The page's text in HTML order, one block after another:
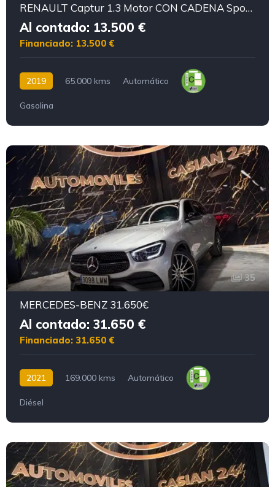
RENAULT Captur 1.3 Motor CON CADENA Sport EDITIO
Al contado: 13.500 €
Financiado: 13.500 €
2019 65.000 kms Automático
Gasolina
35
MERCEDES-BENZ 31.650€
Al contado: 31.650 €
Financiado: 31.650 €
2021 169.000 kms Automático
Diésel